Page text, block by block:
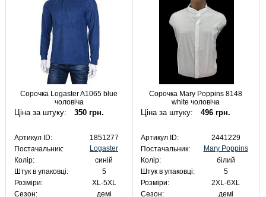
Сорочка Logaster A1065 blue
чоловіча
Ціна за штуку: 350 грн.
Артикул ID:
1851277
Постачальник:
Logaster
Колір:
синій
Штук в упаковці:
5
Розміри:
XL-5XL
Сезон:
демі
Сорочка Mary Poppins 8148
white чоловіча
Ціна за штуку: 496 грн.
Артикул ID:
2441229
Постачальник:
Mary Poppins
Колір:
білий
Штук в упаковці:
5
Розміри:
2XL-6XL
Сезон:
демі